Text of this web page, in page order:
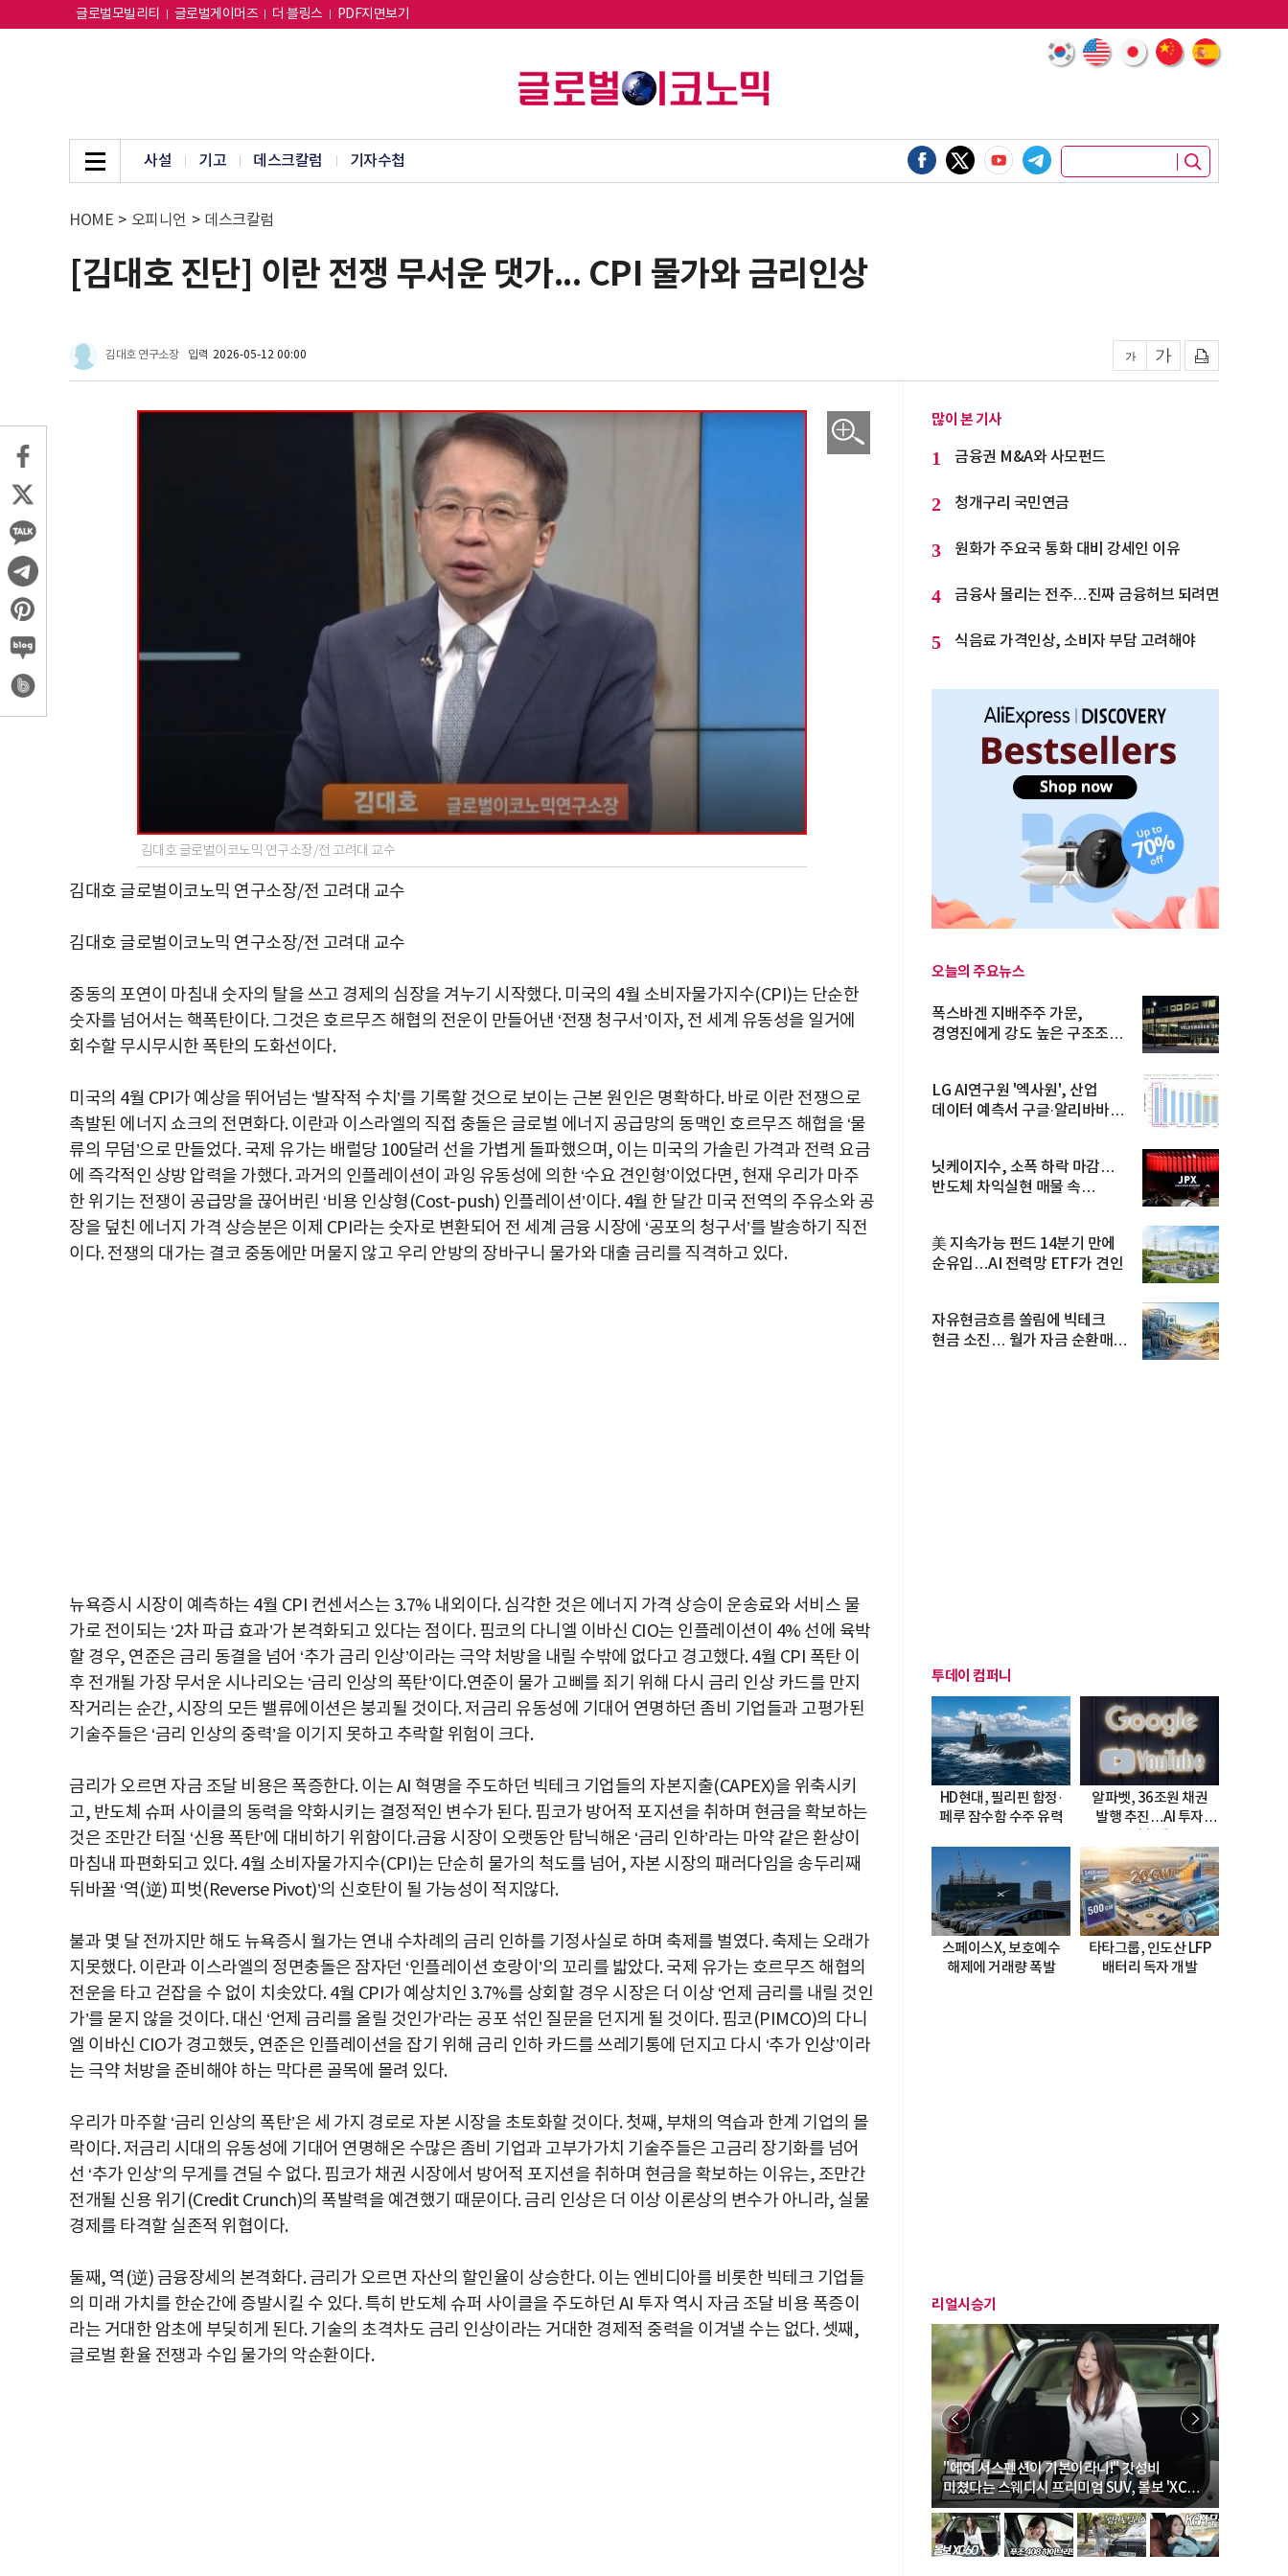
글로벌모빌리티 글로벌게이머즈 더 블링스 PDF지면보기
사설 기고 데스크칼럼 기자수첩
HOME > 오피니언 > 데스크칼럼
[김대호 진단] 이란 전쟁 무서운 댓가... CPI 물가와 금리인상
김대호 연구소장 입력 2026-05-12 00:00
김대호 글로벌이코노믹 연구소장/전 고려대 교수
김대호 글로벌이코노믹 연구소장/전 고려대 교수
김대호 글로벌이코노믹 연구소장/전 고려대 교수
중동의 포연이 마침내 숫자의 탈을 쓰고 경제의 심장을 겨누기 시작했다. 미국의 4월 소비자물가지수(CPI)는 단순한
숫자를 넘어서는 핵폭탄이다. 그것은 호르무즈 해협의 전운이 만들어낸 ‘전쟁 청구서’이자, 전 세계 유동성을 일거에
회수할 무시무시한 폭탄의 도화선이다.
미국의 4월 CPI가 예상을 뛰어넘는 ‘발작적 수치’를 기록할 것으로 보이는 근본 원인은 명확하다. 바로 이란 전쟁으로
촉발된 에너지 쇼크의 전면화다. 이란과 이스라엘의 직접 충돌은 글로벌 에너지 공급망의 동맥인 호르무즈 해협을 ‘물
류의 무덤’으로 만들었다. 국제 유가는 배럴당 100달러 선을 가볍게 돌파했으며, 이는 미국의 가솔린 가격과 전력 요금
에 즉각적인 상방 압력을 가했다. 과거의 인플레이션이 과잉 유동성에 의한 ‘수요 견인형’이었다면, 현재 우리가 마주
한 위기는 전쟁이 공급망을 끊어버린 ‘비용 인상형(Cost-push) 인플레이션’이다. 4월 한 달간 미국 전역의 주유소와 공
장을 덮친 에너지 가격 상승분은 이제 CPI라는 숫자로 변환되어 전 세계 금융 시장에 ‘공포의 청구서’를 발송하기 직전
이다. 전쟁의 대가는 결코 중동에만 머물지 않고 우리 안방의 장바구니 물가와 대출 금리를 직격하고 있다.
뉴욕증시 시장이 예측하는 4월 CPI 컨센서스는 3.7% 내외이다. 심각한 것은 에너지 가격 상승이 운송료와 서비스 물
가로 전이되는 ‘2차 파급 효과’가 본격화되고 있다는 점이다. 핌코의 다니엘 이바신 CIO는 인플레이션이 4% 선에 육박
할 경우, 연준은 금리 동결을 넘어 ‘추가 금리 인상’이라는 극약 처방을 내릴 수밖에 없다고 경고했다. 4월 CPI 폭탄 이
후 전개될 가장 무서운 시나리오는 ‘금리 인상의 폭탄’이다.연준이 물가 고삐를 죄기 위해 다시 금리 인상 카드를 만지
작거리는 순간, 시장의 모든 밸류에이션은 붕괴될 것이다. 저금리 유동성에 기대어 연명하던 좀비 기업들과 고평가된
기술주들은 ‘금리 인상의 중력’을 이기지 못하고 추락할 위험이 크다.
금리가 오르면 자금 조달 비용은 폭증한다. 이는 AI 혁명을 주도하던 빅테크 기업들의 자본지출(CAPEX)을 위축시키
고, 반도체 슈퍼 사이클의 동력을 약화시키는 결정적인 변수가 된다. 핌코가 방어적 포지션을 취하며 현금을 확보하는
것은 조만간 터질 ‘신용 폭탄’에 대비하기 위함이다.금융 시장이 오랫동안 탐닉해온 ‘금리 인하’라는 마약 같은 환상이
마침내 파편화되고 있다. 4월 소비자물가지수(CPI)는 단순히 물가의 척도를 넘어, 자본 시장의 패러다임을 송두리째
뒤바꿀 ‘역(逆) 피벗(Reverse Pivot)’의 신호탄이 될 가능성이 적지않다.
불과 몇 달 전까지만 해도 뉴욕증시 월가는 연내 수차례의 금리 인하를 기정사실로 하며 축제를 벌였다. 축제는 오래가
지못했다. 이란과 이스라엘의 정면충돌은 잠자던 ‘인플레이션 호랑이’의 꼬리를 밟았다. 국제 유가는 호르무즈 해협의
전운을 타고 걷잡을 수 없이 치솟았다. 4월 CPI가 예상치인 3.7%를 상회할 경우 시장은 더 이상 ‘언제 금리를 내릴 것인
가’를 묻지 않을 것이다. 대신 ‘언제 금리를 올릴 것인가’라는 공포 섞인 질문을 던지게 될 것이다. 핌코(PIMCO)의 다니
엘 이바신 CIO가 경고했듯, 연준은 인플레이션을 잡기 위해 금리 인하 카드를 쓰레기통에 던지고 다시 ‘추가 인상’이라
는 극약 처방을 준비해야 하는 막다른 골목에 몰려 있다.
우리가 마주할 ‘금리 인상의 폭탄’은 세 가지 경로로 자본 시장을 초토화할 것이다. 첫째, 부채의 역습과 한계 기업의 몰
락이다. 저금리 시대의 유동성에 기대어 연명해온 수많은 좀비 기업과 고부가가치 기술주들은 고금리 장기화를 넘어
선 ‘추가 인상’의 무게를 견딜 수 없다. 핌코가 채권 시장에서 방어적 포지션을 취하며 현금을 확보하는 이유는, 조만간
전개될 신용 위기(Credit Crunch)의 폭발력을 예견했기 때문이다. 금리 인상은 더 이상 이론상의 변수가 아니라, 실물
경제를 타격할 실존적 위협이다.
둘째, 역(逆) 금융장세의 본격화다. 금리가 오르면 자산의 할인율이 상승한다. 이는 엔비디아를 비롯한 빅테크 기업들
의 미래 가치를 한순간에 증발시킬 수 있다. 특히 반도체 슈퍼 사이클을 주도하던 AI 투자 역시 자금 조달 비용 폭증이
라는 거대한 암초에 부딪히게 된다. 기술의 초격차도 금리 인상이라는 거대한 경제적 중력을 이겨낼 수는 없다. 셋째,
글로벌 환율 전쟁과 수입 물가의 악순환이다.
많이 본 기사
1 금융권 M&A와 사모펀드
2 청개구리 국민연금
3 원화가 주요국 통화 대비 강세인 이유
4 금융사 몰리는 전주…진짜 금융허브 되려면
5 식음료 가격인상, 소비자 부담 고려해야
오늘의 주요뉴스
폭스바겐 지배주주 가문,
경영진에게 강도 높은 구조조정
LG AI연구원 '엑사원', 산업
데이터 예측서 구글·알리바바
닛케이지수, 소폭 하락 마감…
반도체 차익실현 매물 속
美 지속가능 펀드 14분기 만에
순유입…AI 전력망 ETF가 견인
자유현금흐름 쏠림에 빅테크
현금 소진… 월가 자금 순환매
투데이 컴퍼니
HD현대, 필리핀 함정·
페루 잠수함 수주 유력
알파벳, 36조원 채권
발행 추진…AI 투자
스페이스X, 보호예수
해제에 거래량 폭발
타타그룹, 인도산 LFP
배터리 독자 개발
리얼시승기
"에어 서스펜션이 기본이라니!" 갓성비
미쳤다는 스웨디시 프리미엄 SUV, 볼보 'XC60
B5 울트라'